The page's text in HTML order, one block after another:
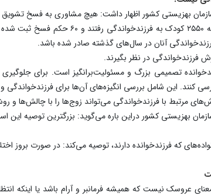
سازمان بهزیستی کشور اظهار داشت: هیچ مشاوری به فسخ
بابایی خاطرنشان کرد: سال
آنان در سال‌های گذشته صادر شده باشد.
فرزندخواندگی در نظر بگیرند.
تصمیمی بزرگ و مسئولیت‌برانگیز است. برای
کنند. این شامل بررسی انگیزه‌های آن‌ها برای
مرتبط با فرزندخواندگی می‌تواند زوج‌ها را با چالش‌ها و
بهزیستی کشور دراین باره می‌گوید: بزرگترین توصیه
که فرزندخوانده دارند، توصیه می‌کند: در صورت بروز
عروسک نیست که همیشه فرمانبر و آرام باشد یا اینکه